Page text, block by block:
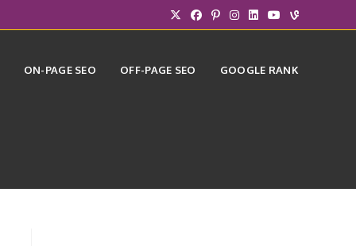
ON-PAGE SEO OFF-PAGE SEO GOOGLE RANK